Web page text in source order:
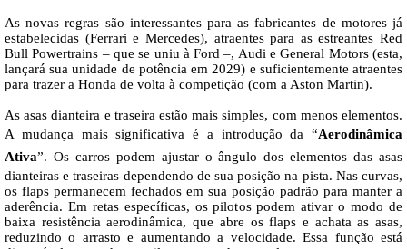
As novas regras são interessantes para as fabricantes de motores já
estabelecidas (Ferrari e Mercedes), atraentes para as estreantes Red
Bull Powertrains – que se uniu à Ford –, Audi e General Motors (esta,
lançará sua unidade de potência em 2029) e suficientemente atraentes
para trazer a Honda de volta à competição (com a Aston Martin).
As asas dianteira e traseira estão mais simples, com menos elementos.
A mudança mais significativa é a introdução da “Aerodinâmica
Ativa”. Os carros podem ajustar o ângulo dos elementos das asas
dianteiras e traseiras dependendo de sua posição na pista. Nas curvas,
os flaps permanecem fechados em sua posição padrão para manter a
aderência. Em retas específicas, os pilotos podem ativar o modo de
baixa resistência aerodinâmica, que abre os flaps e achata as asas,
reduzindo o arrasto e aumentando a velocidade. Essa função está